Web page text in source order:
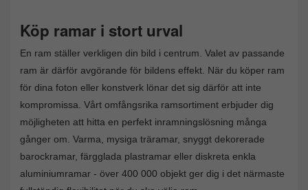
Köp ramar i stort urval
En ram ställer verkligen din bild i centrum. Valet av passande
ram är därför avgörande för bildens effekt. När du köper ram
för dina foton eller konstverk lönar det sig därför att inte
kompromissa. Vårt omfångsrika ramsortiment erbjuder dig
möjligheten att hitta en perfekt inramningslösning många
gånger om. Varma, mysiga träramar, snyggt dekorerade
barockramar, färgglada plastramar eller diskreta enkla
aluminiumramar - över 400 000 objekt ger dig i det närmaste